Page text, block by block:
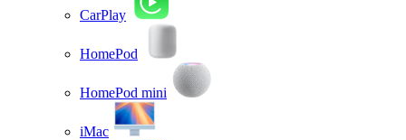
CarPlay
HomePod
HomePod mini
iMac